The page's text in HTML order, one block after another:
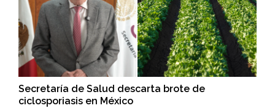
Secretaría de Salud descarta brote de
ciclosporiasis en México